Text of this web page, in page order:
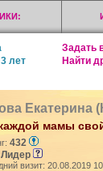
Задать
лет
Найти
Екатерина
мамы
432
визит: 20.08.2019